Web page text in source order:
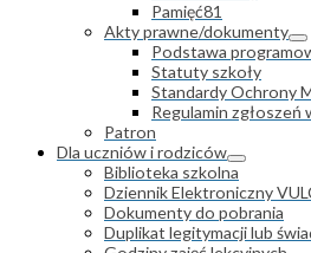
Pamięć81
Akty prawne/dokumenty
Podstawa
Statuty szkoły
Standardy Ochrony
Regulamin
Patron
Dla uczniów i rodziców
Biblioteka szkolna
Dziennik Elektroniczny
Dokumenty do pobrania
Duplikat legitymacji lub